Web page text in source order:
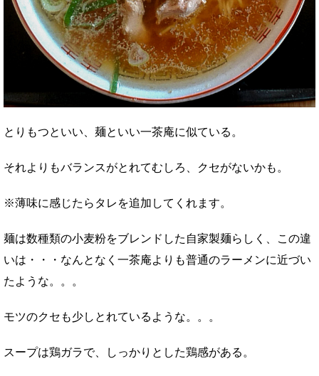
とりもつといい、麺といい一茶庵に似ている。
それよりもバランスがとれてむしろ、クセがないかも。
※薄味に感じたらタレを追加してくれます。
麺は数種類の小麦粉をブレンドした自家製麺らしく、この違
いは・・・なんとなく一茶庵よりも普通のラーメンに近づい
たような。。。
モツのクセも少しとれているような。。。
スープは鶏ガラで、しっかりとした鶏感がある。